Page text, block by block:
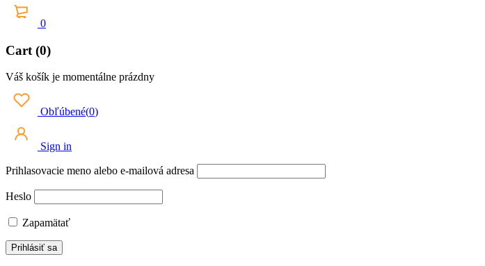
0
Cart (0)
Váš košík je momentálne prázdny
Obľúbené(0)
Sign in
Prihlasovacie meno alebo e-mailová adresa
Heslo
Zapamätať